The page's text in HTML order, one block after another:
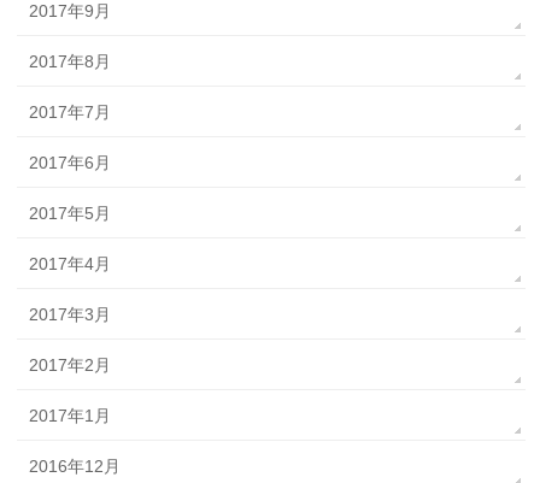
2017年9月
2017年8月
2017年7月
2017年6月
2017年5月
2017年4月
2017年3月
2017年2月
2017年1月
2016年12月